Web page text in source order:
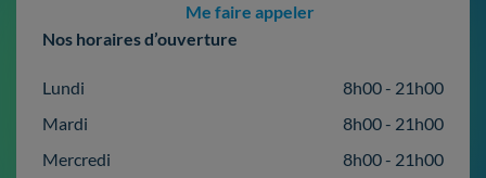
Me faire appeler
Nos horaires d’ouverture
Lundi
8h00 - 21h00
Mardi
8h00 - 21h00
Mercredi
8h00 - 21h00